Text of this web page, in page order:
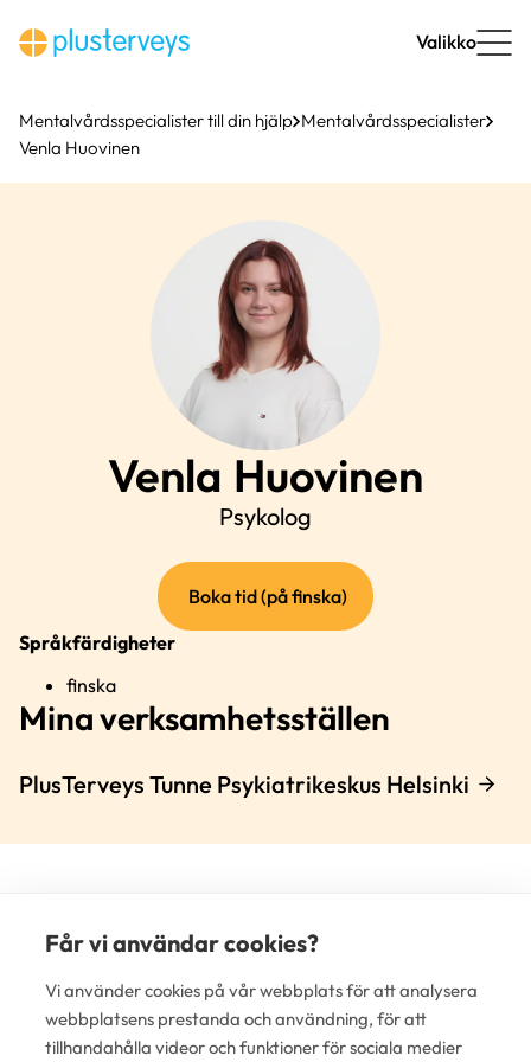
till
innehåll
Valikko
Mentalvårdsspecialister till din hjälp Mentalvårdsspecialister
Venla Huovinen
Venla Huovinen
Psykolog
Boka tid (på finska)(extern
länk)
Språkfärdigheter
finska
Mina verksamhetsställen
PlusTerveys Tunne Psykiatrikeskus Helsinki
Får vi användar cookies?
Vi använder cookies på vår webbplats för att analysera
webbplatsens prestanda och användning, för att
tillhandahålla videor och funktioner för sociala medier